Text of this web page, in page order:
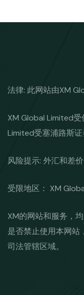
法律: 此网站由XM
XM Global Limited
Limited受塞浦路斯
风险提示: 外汇和差
受限地区： XM
XM的网站和服务，
是否禁止使用本网站
司法管辖区域。